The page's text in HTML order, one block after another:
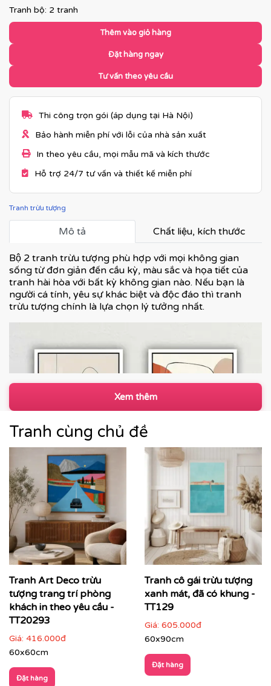
Tranh bộ: 2 tranh
Thêm vào giỏ hàng
Đặt hàng ngay
Tư vấn theo yêu cầu
Thi công trọn gói (áp dụng tại Hà Nội)
Bảo hành miễn phí với lỗi của nhà sản xuất
In theo yêu cầu, mọi mẫu mã và kích thước
Hỗ trợ 24/7 tư vấn và thiết kế miễn phí
Tranh trừu tượng
Mô tả Chất liệu, kích thước
Bộ 2 tranh trừu tượng phù hợp với mọi không gian
sống từ đơn giản đến cầu kỳ, màu sắc và họa tiết của
tranh hài hòa với bất kỳ không gian nào. Nếu bạn là
người cá tính, yêu sự khác biệt và độc đáo thì tranh
trừu tượng chính là lựa chọn lý tưởng nhất.
Nếu bạn yêu thích mẫu tranh đang xem, có thể bạn
cũng sẽ quan tâm tìm hiểu thêm về tranh
lựa chọn mẫu tranh phù hợp nhất với không gian và ý
👉Khám phá thêm bộ sưu tập tranh tranh trừu tượng
Tranh trừu tượng – ngôn ngữ cảm xúc cho không gian
Xem thêm
Tranh cùng chủ đề
Tranh Art Deco trừu
tượng trang trí phòng
khách in theo yêu cầu -
TT20293
Giá: 416.000đ
60x60cm
Đặt hàng
Tranh cô gái trừu tượng
xanh mát, đã có khung -
TT129
Giá: 605.000đ
60x90cm
Đặt hàng